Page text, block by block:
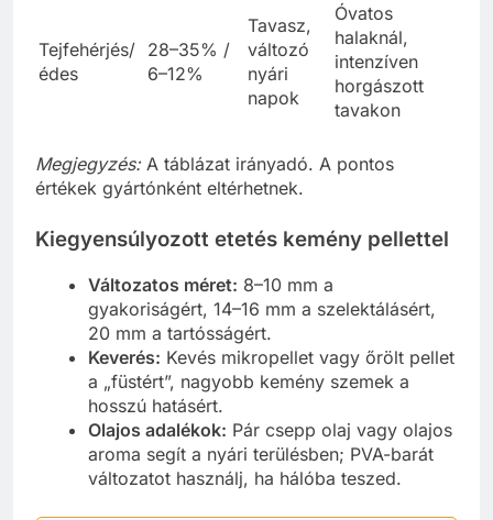
Tejfehérjés/
édes
28–35% /
6–12%
Tavasz,
változó
nyári
napok
Óvatos
halaknál,
intenzíven
horgászott
tavakon
Megjegyzés:A táblázat irányadó. A pontos
értékek gyártónként eltérhetnek.
Kiegyensúlyozott etetés kemény pellettel
Változatos méret: 8–10 mm a
gyakoriságért, 14–16 mm a szelektálásért,
20 mm a tartósságért.
Keverés: Kevés mikropellet vagy őrölt pellet
a „füstért”, nagyobb kemény szemek a
hosszú hatásért.
Olajos adalékok: Pár csepp olaj vagy olajos
aroma segít a nyári terülésben; PVA-barát
változatot használj, ha hálóba teszed.